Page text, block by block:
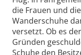
die Frauen und
Wanderschuhe
versetzt. Ob es
Gründen
Schuhe den